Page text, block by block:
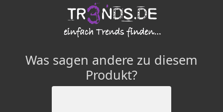
Was sagen andere zu diesem
Produkt?